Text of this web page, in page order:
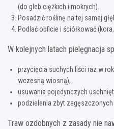
(do gleb ciężkich i mokrych).
Posadzić roślinę na tej samej
Podlać obficie i ściółkować
W kolejnych latach pielęgnacja
przycięcia suchych liści raz w
wczesną wiosną),
usuwania pojedynczych
podzielenia zbyt zagęszczonych
Traw ozdobnych z zasady nie